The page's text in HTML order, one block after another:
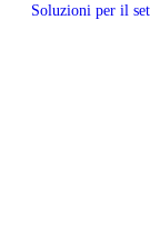
Soluzioni per il